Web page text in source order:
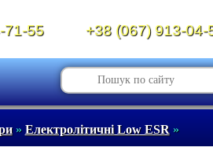
71-55 +38 (067) 913-04-
» Електролітичні Low ESR »